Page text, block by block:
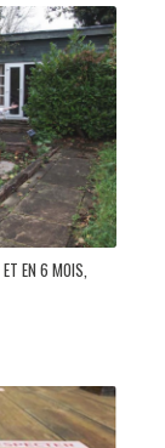
EN 6 MOIS,